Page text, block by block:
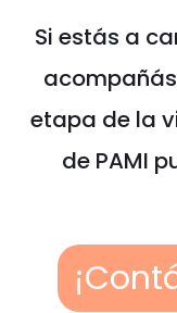
Si estás a
etapa de la
de PAMI